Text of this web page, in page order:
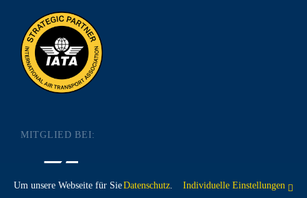
MITGLIED BEI:
Um unsere Webseite für SieDatenschutz Individuelle Einstellungen